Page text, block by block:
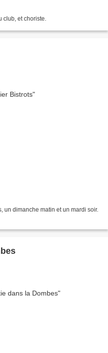
club, et choriste.
un dimanche matin et un mardi soir.